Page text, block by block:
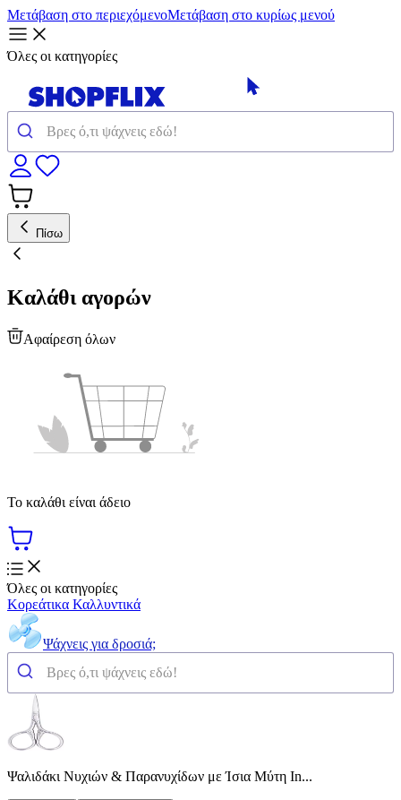
Μετάβαση στο περιεχόμενοΜετάβαση στο κυρίως μενού
Όλες οι κατηγορίες
Πίσω
Καλάθι αγορών
Αφαίρεση όλων
Το καλάθι είναι άδειο
Όλες οι κατηγορίες
Κορεάτικα Καλλυντικά
Ψάχνεις για δροσιά;
Ψαλιδάκι Νυχιών & Παρανυχίδων με Ίσια Μύτη In...